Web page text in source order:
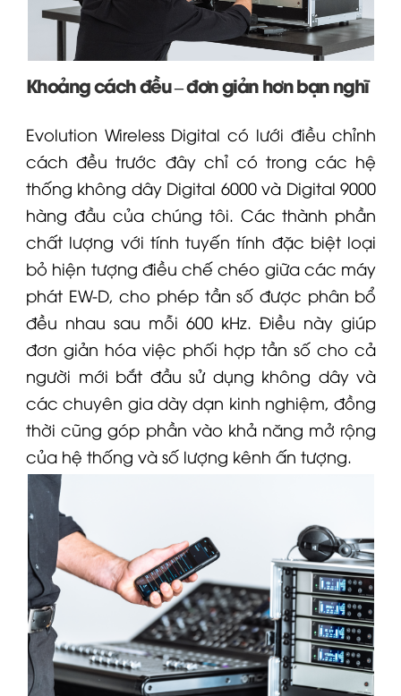
Khoảng cách đều – đơn giản hơn bạn nghĩ
Evolution Wireless Digital có lưới điều chỉnh
cách đều trước đây chỉ có trong các hệ
thống không dây Digital 6000và Digital 9000
hàng đầu của chúng tôi. Các thành phần
chất lượng với tính tuyến tính đặc biệt loại
bỏ hiện tượng điều chế chéo giữa các máy
phát EW-D, cho phép tần số được phân bổ
đều nhau sau mỗi 600 kHz. Điều này giúp
đơn giản hóa việc phối hợp tần số cho cả
người mới bắt đầu sử dụng không dây và
các chuyên gia dày dạn kinh nghiệm, đồng
thời cũng góp phần vào khả năng mở rộng
của hệ thống và số lượng kênh ấn tượng.